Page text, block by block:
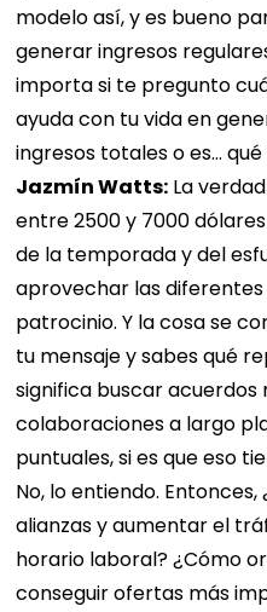
modelo así, y es bueno
generar ingresos
importa si te pregunto
ayuda con tu vida en
ingresos totales o es…
Jazmín Watts: La
entre 2500 y 7000
de la temporada y del
aprovechar las
patrocinio. Y la cosa se
tu mensaje y sabes qué
significa buscar acuerdos
colaboraciones a largo
puntuales, si es que eso
No, lo entiendo.
alianzas y aumentar el
horario laboral? ¿Cómo
conseguir ofertas más